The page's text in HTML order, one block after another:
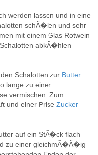
werden lassen und in eine
schÃ�len und sehr
mit einem Glas Rotwein
abkÃ�hlen
Schalotten zur Butter
lange zu einer
vermischen. Zum
und einer Prise Zucker
auf ein StÃ�ck flach
zu einer gleichmÃ�Ã�ig